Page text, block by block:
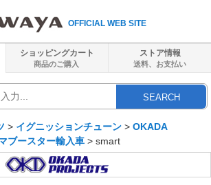
OFFICIAL WEB SITE
ショッピングカート
商品のご購入
ストア情報
送料、 お支払い
SEARCH
> イグニッションチューン > OKADA
ブースター輸入車 > smart